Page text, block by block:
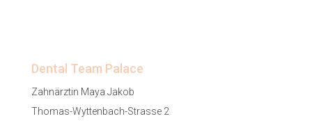
Dental Team Palace
Zahnärztin Maya Jakob
Thomas-Wyttenbach-Strasse 2